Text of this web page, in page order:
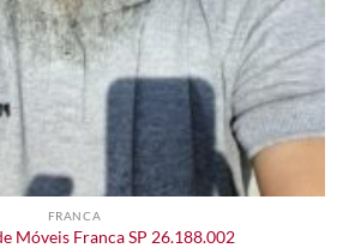
FRANCA
Móveis Franca SP 26.188.002